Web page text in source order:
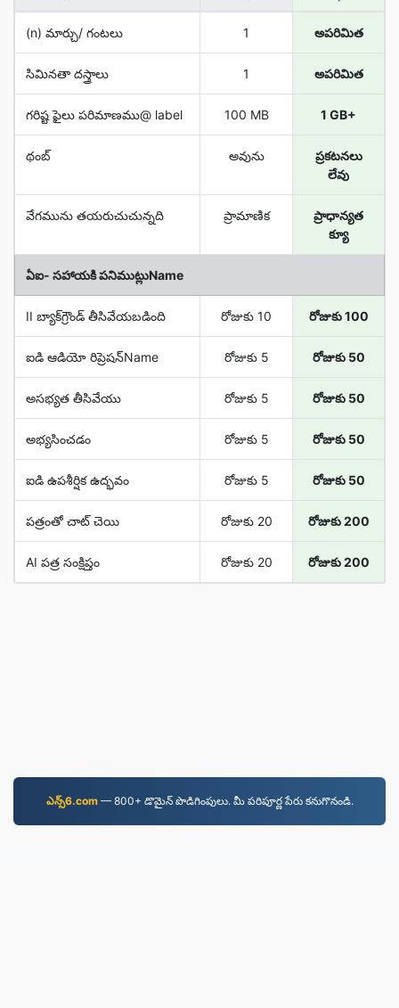
(n) మార్చు/ గంటలు 1 అపరిమిత
సిమినతా దస్త్రాలు 1 అపరిమిత
గరిష్ట ఫైలు పరిమాణము@ label 100 MB 1 GB+
థంబ్ అవును
ప్రకటనలు
లేవు
వేగమును తయరుచుచున్నది ప్రామాణిక
ప్రాధాన్యత
క్యూ
ఏఐ- సహాయకి పనిముట్లుName
II బ్యాక్‌గ్రౌండ్ తీసివేయబడింది రోజుకు 10 రోజుకు 100
ఐడి ఆడియో రిప్రెషన్Name రోజుకు 5 రోజుకు 50
అసభ్యత తీసివేయు రోజుకు 5 రోజుకు 50
అభ్యసించడం రోజుకు 5 రోజుకు 50
ఐడి ఉపశీర్షిక ఉద్భవం రోజుకు 5 రోజుకు 50
పత్రంతో చాట్ చెయి రోజుకు 20 రోజుకు 200
AI పత్ర సంక్షిప్తం రోజుకు 20 రోజుకు 200
ఎన్స్6.com—⁠ 800+ డొమైన్ పొడిగింపులు. మీ పరిపూర్ణ పేరు కనుగొనండి.